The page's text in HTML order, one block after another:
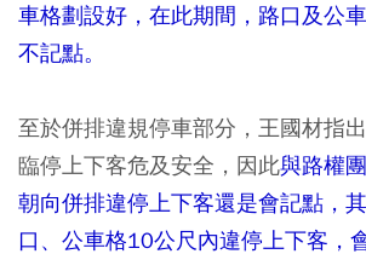
車格劃設好，在此期間，路口及公
不記點。
至於併排違規停車部分，王國材指
臨停上下客危及安全，因此與路權
朝向併排違停上下客還是會記點，
口、公車格10公尺內違停上下客，